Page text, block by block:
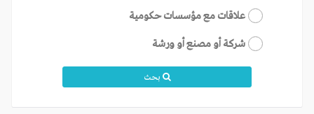
علاقات مع مؤسسات حكومية
شركة أو مصنع أو ورشة